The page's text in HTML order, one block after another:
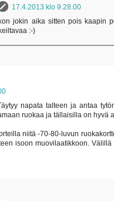
17.4.2013 klo 9.28.00
jokin aika sitten pois kaapin
:-)
napata talteen ja antaa
ruokaa ja tällaisilla on hyvä
niitä -70-80-luvun
isoon muovilaatikkoon.